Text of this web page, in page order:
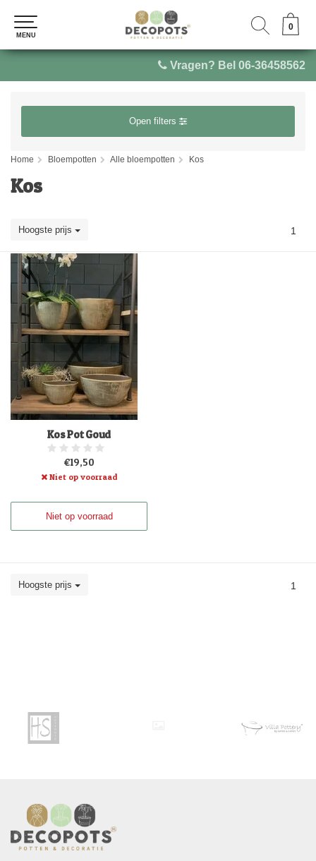
Vragen? Bel 06-36458562
0
MENU
0
MENU
Open filters
Home Bloempotten Alle bloempotten Kos
Kos
Hoogste prijs 1
Kos Pot Goud
€19,50
Niet op voorraad
Niet op voorraad
Hoogste prijs 1